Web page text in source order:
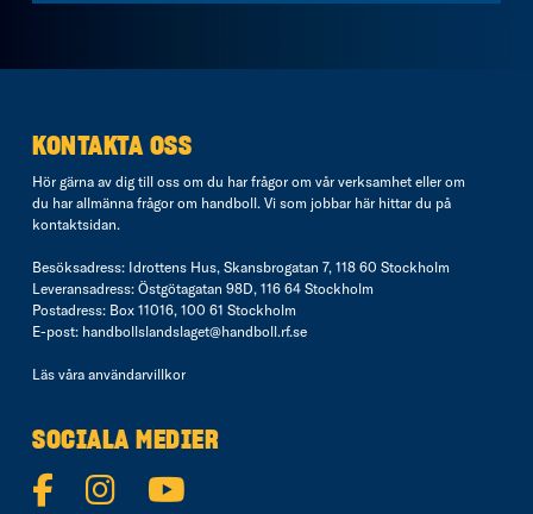
KONTAKTA OSS
Hör gärna av dig till oss om du har frågor om vår verksamhet eller om
du har allmänna frågor om handboll. Vi som jobbar här hittar du på
kontaktsidan.
Besöksadress: Idrottens Hus, Skansbrogatan 7, 118 60 Stockholm
Leveransadress: Östgötagatan 98D, 116 64 Stockholm
Postadress: Box 11016, 100 61 Stockholm
E-post: handbollslandslaget@handboll.rf.se
Läs våra användarvillkor
SOCIALA MEDIER